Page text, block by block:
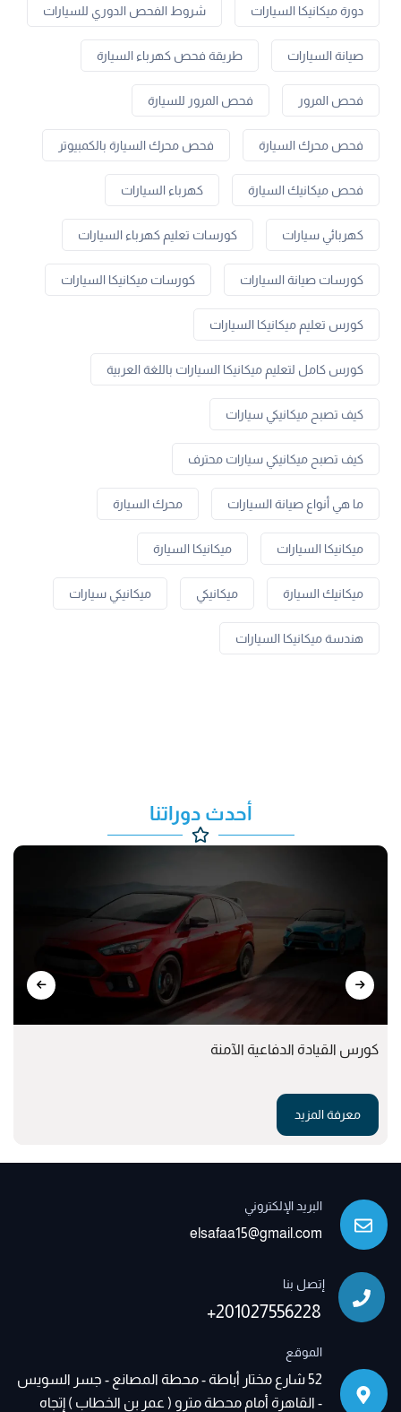
دورة ميكانيكا السيارات شروط الفحص الدوري للسيارات
صيانة السيارات طريقة فحص كهرباء السيارة
فحص المرور فحص المرور للسيارة
فحص محرك السيارة فحص محرك السيارة بالكمبيوتر
فحص ميكانيك السيارة كهرباء السيارات
كهربائي سيارات كورسات تعليم كهرباء السيارات
كورسات صيانة السيارات كورسات ميكانيكا السيارات
كورس تعليم ميكانيكا السيارات
كورس كامل لتعليم ميكانيكا السيارات باللغة العربية
كيف تصبح ميكانيكي سيارات
كيف تصبح ميكانيكي سيارات محترف
ما هي أنواع صيانة السيارات محرك السيارة
ميكانيكا السيارات ميكانيكا السيارة
ميكانيك السيارة ميكانيكي ميكانيكي سيارات
هندسة ميكانيكا السيارات
أحدث دوراتنا
كورس القيادة الدفاعية الآمنة
معرفة المزيد
البريد الإلكتروني
elsafaa15@gmail.com
إتصل بنا
+201027556228
الموقع
52 شارع مختار أباطة - محطة المصانع - جسر السويس
- القاهرة أمام محطة مترو ( عمر بن الخطاب ) إتجاه